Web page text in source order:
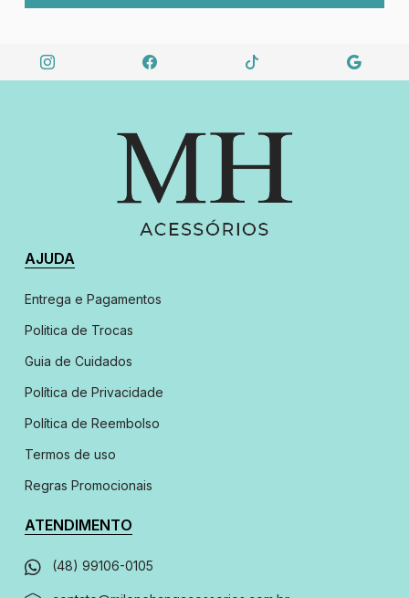
AJUDA
Entrega e Pagamentos
Politica de Trocas
Guia de Cuidados
Política de Privacidade
Política de Reembolso
Termos de uso
Regras Promocionais
ATENDIMENTO
(48) 99106-0105